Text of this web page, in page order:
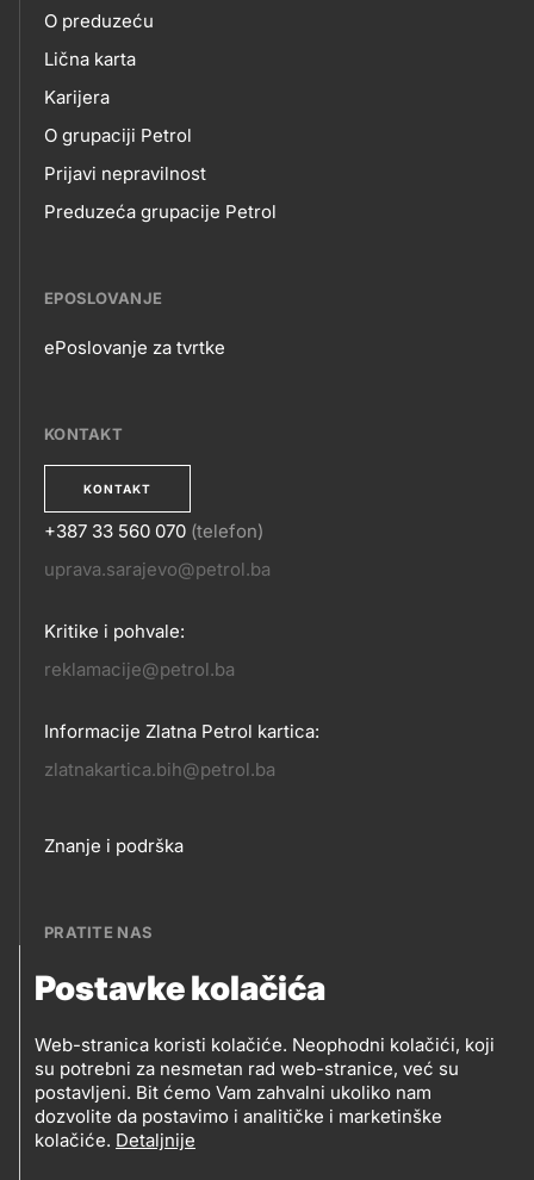
Postavke kolačića
Web-stranica koristi kolačiće. Neophodni kolačići, koji
su potrebni za nesmetan rad web-stranice, već su
postavljeni. Bit ćemo Vam zahvalni ukoliko nam
dozvolite da postavimo i analitičke i marketinške
kolačiće. Detaljnije
skupno.footer-
title???
O
NAMA
O preduzeću
Lična karta
Karijera
O grupaciji Petrol
Prijavi nepravilnost
Preduzeća grupacije Petrol
EPOSLOVANJE
ePoslovanje za tvrtke
KONTAKT
KONTAKT
KONTAKT
+387 33 560 070 (telefon)
uprava.sarajevo@petrol.ba
Kritike i pohvale:
reklamacije@petrol.ba
Informacije Zlatna Petrol kartica:
zlatnakartica.bih@petrol.ba
Footer
Znanje i podrška
PRATITE NAS
PRATITE
NAS
Petrol BH Oil Company, d.o.o.
Džemala Bijedića 202, 71210 Ilidža, Sarajevo
Social